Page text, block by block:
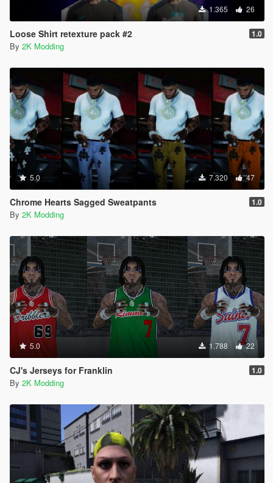
1.365 26
Loose Shirt retexture pack #2 1.0
By 2K Modding
5.0 7.320 47
Chrome Hearts Sagged Sweatpants 1.0
By 2K Modding
5.0 1.788 22
CJ's Jerseys for Franklin 1.0
By 2K Modding